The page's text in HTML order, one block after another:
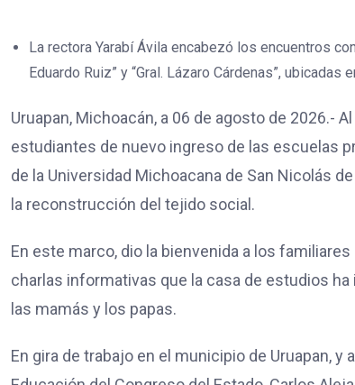
La rectora Yarabí Ávila encabezó los encuentros
Eduardo Ruiz” y “Gral. Lázaro Cárdenas”, ubicadas
Uruapan, Michoacán, a 06 de agosto de 2026.-
estudiantes de nuevo ingreso de las escuelas
de la Universidad Michoacana de San Nicolás
la reconstrucción del tejido social.
En este marco, dio la bienvenida a los
charlas informativas que la casa de estudios
las mamás y los papas.
En gira de trabajo en el municipio de Uruapan,